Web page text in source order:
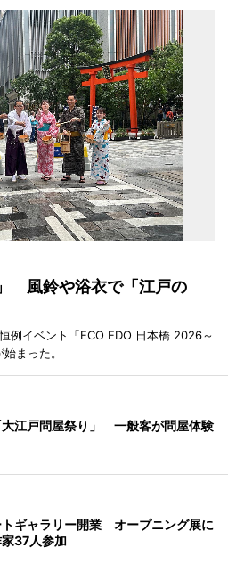
風鈴や浴衣で「江戸の
例イベント「ECO EDO 日本橋 2026～
まった。
大江戸問屋祭り」 一般客が問屋体験
トギャラリー開業 オープニング展に
37人参加